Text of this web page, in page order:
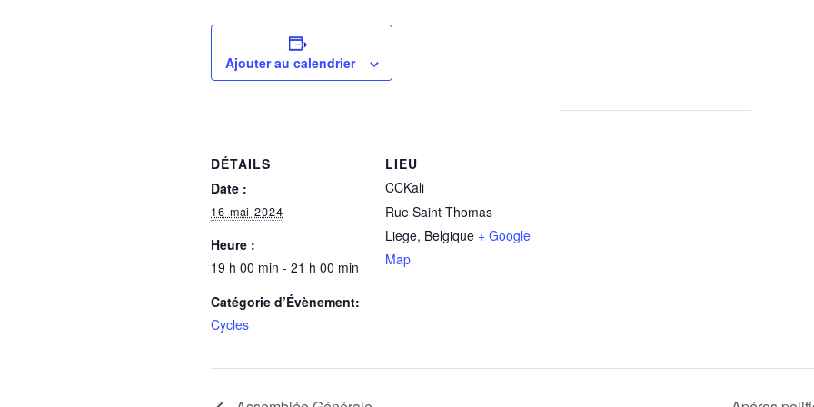
Ajouter au calendrier
DÉTAILS
Date :
16 mai 2024
Heure :
19 h 00 min - 21 h 00 min
Catégorie d’Évènement:
Cycles
LIEU
CCKali
Rue Saint Thomas
Liege, Belgique + Google
Map